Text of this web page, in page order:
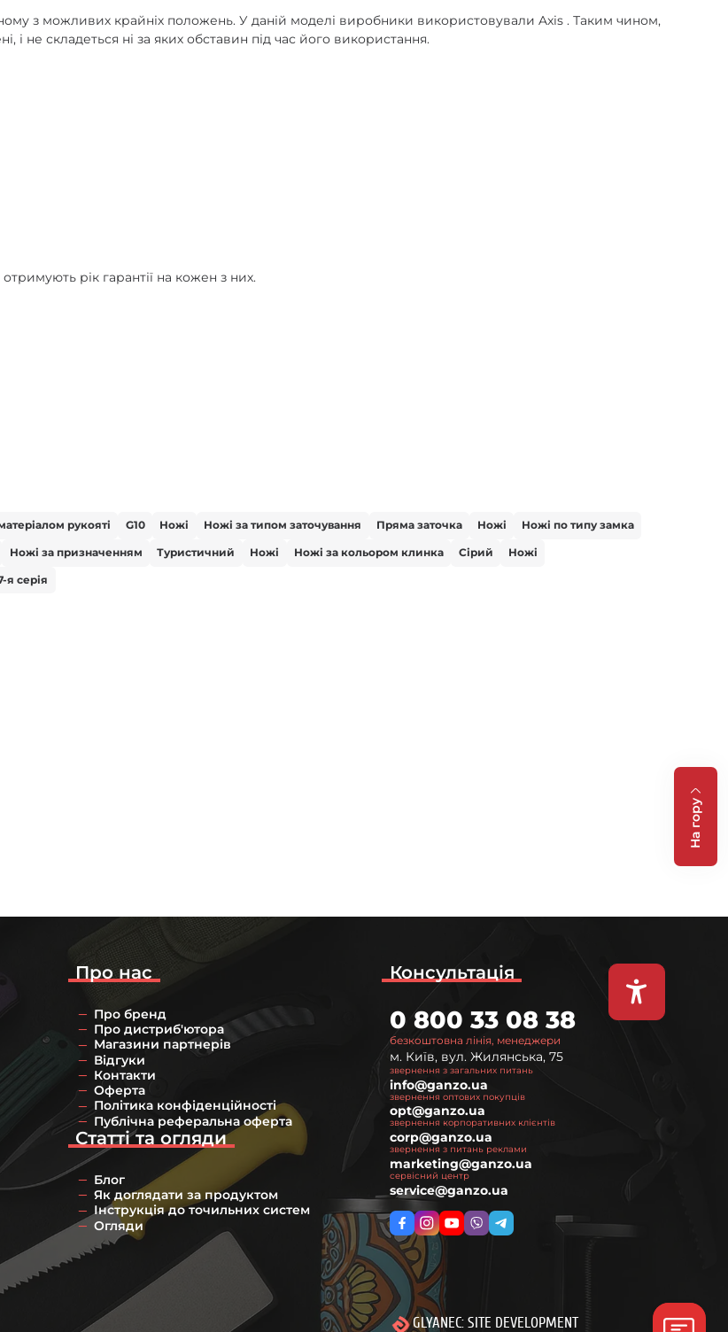
з можливих крайніх положень. У даній моделі виробники використовували Axis . Таким чином,
не складеться ні за яких обставин під час його використання.
рік гарантії на кожен з них.
рукояті G10 Ножі Ножі за типом заточування Пряма заточка Ножі Ножі по типу замка
Ножі за призначенням Туристичний Ножі Ножі за кольором клинка Сірий Ножі
я серія
На гору
Про нас
Про бренд
Про дистриб'ютора
Магазини партнерів
Відгуки
Контакти
Оферта
Політика конфіденційності
Публічна реферальна оферта
Статті та огляди
Блог
Як доглядати за продуктом
Інструкція до точильних систем
Огляди
Консультація
безкоштовна лінія, менеджери
0 800 33 08 38
м. Київ, вул. Жилянська, 75
звернення з загальних питань
info@ganzo.ua
звернення оптових покупців
opt@ganzo.ua
звернення корпоративних клієнтів
corp@ganzo.ua
звернення з питань реклами
marketing@ganzo.ua
сервісний центр
service@ganzo.ua
GLYANEC: SITE DEVELOPMENT